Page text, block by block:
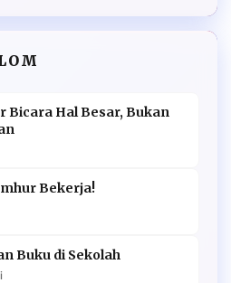
Bicara Hal Besar, Bukan
Bekerja!
Buku di Sekolah